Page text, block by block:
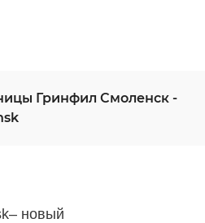
Гринфил Смоленск -
новый